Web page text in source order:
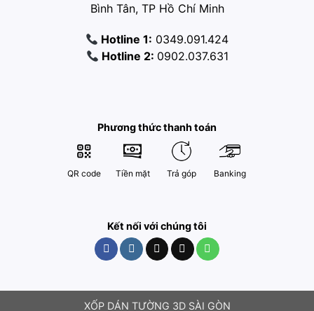
Bình Tân, TP Hồ Chí Minh
Hotline 1: 0349.091.424
Hotline 2: 0902.037.631
Phương thức thanh toán
QR code Tiền mặt Trả góp Banking
Kết nối với chúng tôi
XỐP DÁN TƯỜNG 3D SÀI GÒN